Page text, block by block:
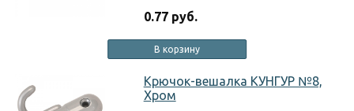
0.77 руб.
В корзину
Крючок-вешалка КУНГУР №8,
Хром